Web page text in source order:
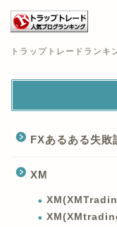
トラップトレードランキ
FXあるある失敗
XM